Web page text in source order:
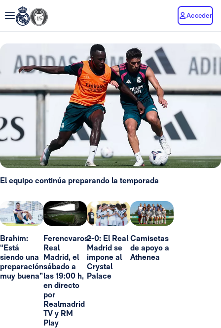
Acceder
El equipo continúa preparando la temporada
Brahim:
“Está
siendo una
preparación
muy buena”
Ferencvaros-
Real
Madrid, el
sábado a
las 19:00 h,
en directo
por
Realmadrid
TV y RM
Play
2-0: El Real
Madrid se
impone al
Crystal
Palace
Camisetas
de apoyo a
Athenea